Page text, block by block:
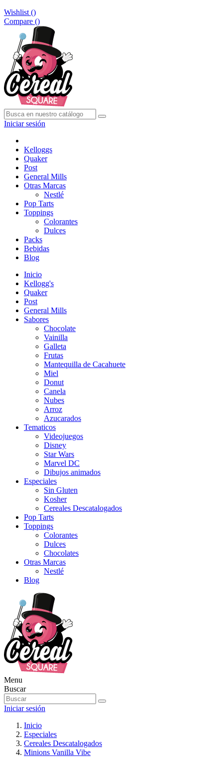
Wishlist ()
Compare ()
Iniciar sesión
Kelloggs
Quaker
Post
General Mills
Otras Marcas
Nestlé
Pop Tarts
Toppings
Colorantes
Dulces
Packs
Bebidas
Blog
Inicio
Kellogg's
Quaker
Post
General Mills
Sabores
Chocolate
Vainilla
Galleta
Frutas
Mantequilla de Cacahuete
Miel
Donut
Canela
Nubes
Arroz
Azucarados
Tematicos
Videojuegos
Disney
Star Wars
Marvel DC
Dibujos animados
Especiales
Sin Gluten
Kosher
Cereales Descatalogados
Pop Tarts
Toppings
Colorantes
Dulces
Chocolates
Otras Marcas
Nestlé
Blog
Menu
Buscar
Iniciar sesión
Inicio
Especiales
Cereales Descatalogados
Minions Vanilla Vibe